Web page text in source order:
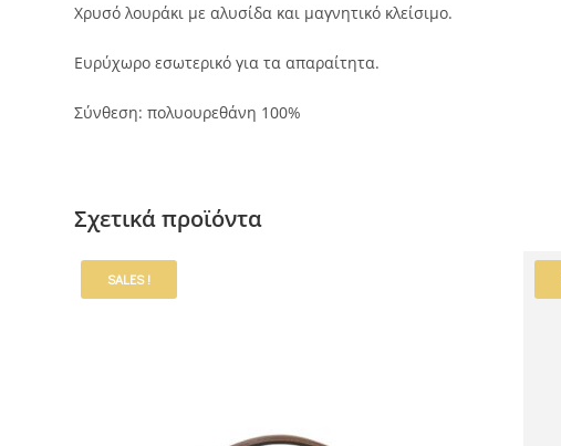
Χρυσό λουράκι με αλυσίδα και μαγνητικό κλείσιμο.
Ευρύχωρο εσωτερικό για τα απαραίτητα.
Σύνθεση: πολυουρεθάνη 100%
Σχετικά προϊόντα
SALES !